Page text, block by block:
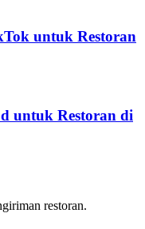
untuk Restoran
untuk Restoran di
restoran.